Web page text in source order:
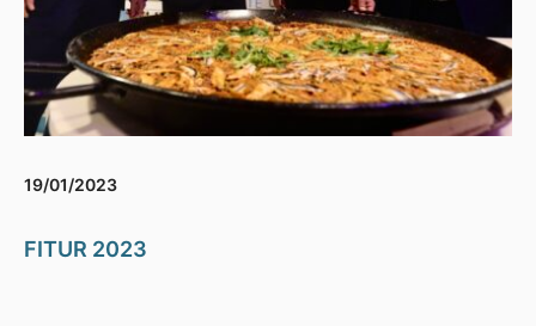
19/01/2023
FITUR 2023